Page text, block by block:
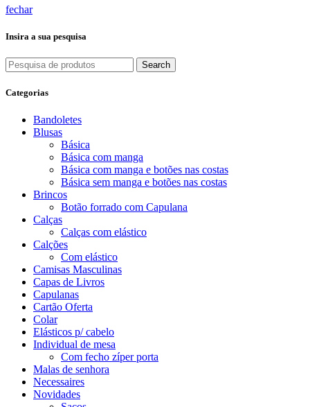
fechar
Insira a sua pesquisa
Search
Categorias
Bandoletes
Blusas
Básica
Básica com manga
Básica com manga e botões nas costas
Básica sem manga e botões nas costas
Brincos
Botão forrado com Capulana
Calças
Calças com elástico
Calções
Com elástico
Camisas Masculinas
Capas de Livros
Capulanas
Cartão Oferta
Colar
Elásticos p/ cabelo
Individual de mesa
Com fecho zíper porta
Malas de senhora
Necessaires
Novidades